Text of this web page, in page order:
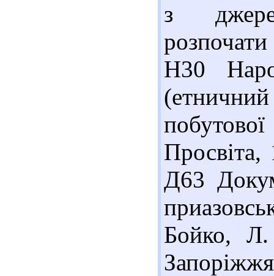
з
Н30
Д63
Бойко, Л.